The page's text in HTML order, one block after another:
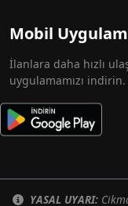
Mobil
İlanlara daha hızlı
uygulamamızı indirin.
YASAL UYARI: